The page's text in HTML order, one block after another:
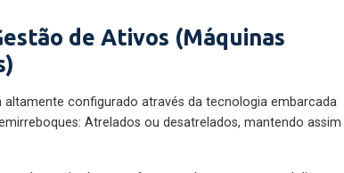
de Ativos (Máquinas
configurado através da tecnologia embarcada
Atrelados ou desatrelados, mantendo assim a
de semirreboques, fornecendo em tempo real diversas